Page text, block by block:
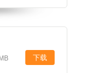
击波和破坏效
下载